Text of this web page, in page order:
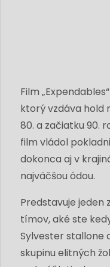
Film
ktorý vzdáva hold
80. a začiatku 90.
film vládol
dokonca aj v
najväčšou ódou.
Predstavuje jeden
tímov, aké ste
Sylvester stallone
skupinu elitných